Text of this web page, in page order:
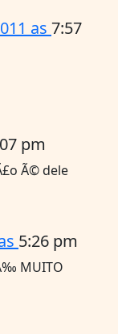
as 7:57
pm
Ã© dele
5:26 pm
Ã‰ MUITO